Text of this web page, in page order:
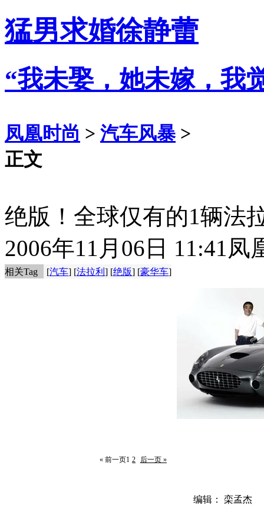
猛男求婚徐静蕾
“我未娶，她未嫁，我
凤凰时尚 > 汽车风暴>
正文
绝版！全球仅有的1辆法
2006年11月06日 11:41凤
相关Tag [汽车] [法拉利 ] [绝版] [豪华车]
« 前一页1 2 后一页 »
编辑： 栾孟杰